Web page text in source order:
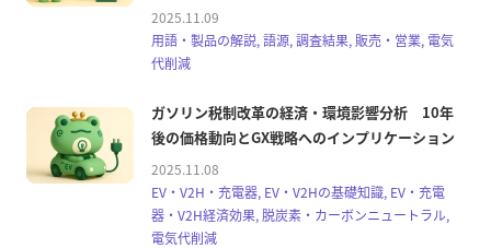
2025.11.09
用語・製品の解説, 語源, 調査結果, 販売・営業, 電気
代削減
ガソリン税制改革の経済・環境影響分析 10年
後の価格動向とGX戦略へのインプリケーション
2025.11.08
EV・V2H・充電器, EV・V2Hの基礎知識, EV・充電
器・V2H経済効果, 脱炭素・カーボンニュートラル,
電気代削減